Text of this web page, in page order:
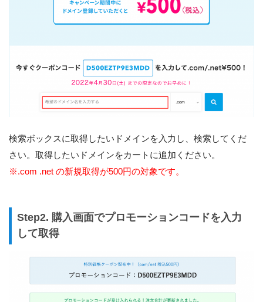
検索ボックスに取得したいドメインを入力し、検索してくだ
さい。取得したいドメインをカートに追加ください。
※.com .net の新規取得が500円の対象です。
Step2. 購入画面でプロモーションコードを入力
して取得